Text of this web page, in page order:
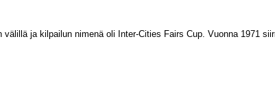
ja kilpailun nimenä oli Inter-Cities Fairs Cup. Vuonna 1971